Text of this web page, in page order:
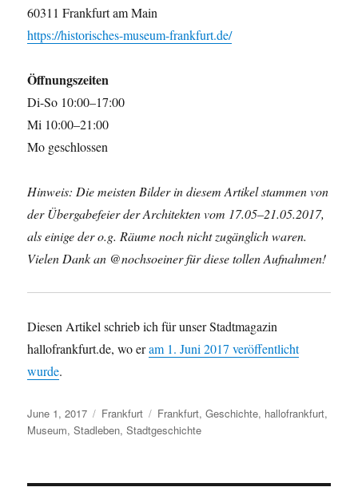
60311 Frankfurt am Main
https://historisches-museum-frankfurt.de/
Öffnungszeiten
Di-So 10:00–17:00
Mi 10:00–21:00
Mo geschlossen
Hinweis: Die meisten Bilder in diesem Artikel stammen von
der Übergabefeier der Architekten vom 17.05–21.05.2017,
als einige der o.g. Räume noch nicht zugänglich waren.
Vielen Dank an @nochsoeiner für diese tollen Aufnahmen!
Diesen Artikel schrieb ich für unser Stadtmagazin
hallofrankfurt.de, wo eram 1. Juni 2017 veröffentlicht
wurde.
Posted
on
June 1, 2017 Categories
Frankfurt Tags
Frankfurt,Geschichte, hallofrankfurt,
Museum,Stadleben,Stadtgeschichte